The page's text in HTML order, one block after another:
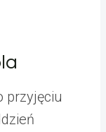
przyjęciu